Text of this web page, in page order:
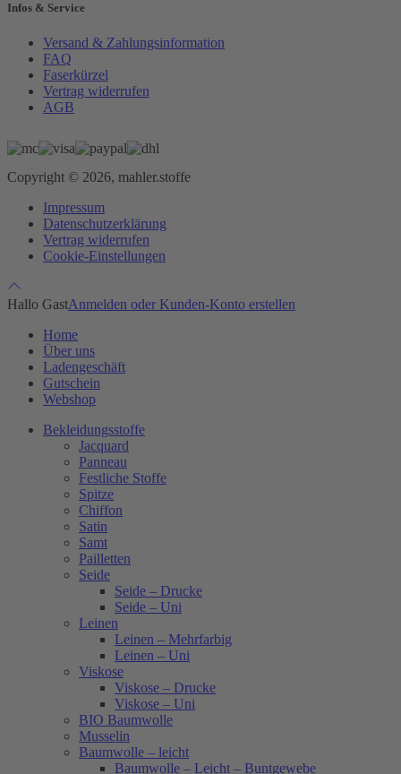
Infos & Service
Versand & Zahlungsinformation
FAQ
Faserkürzel
Vertrag widerrufen
AGB
Copyright © 2026, mahler.stoffe
Impressum
Datenschutzerklärung
Vertrag widerrufen
Cookie-Einstellungen
Hallo GastAnmelden oder Kunden-Konto erstellen
Home
Über uns
Ladengeschäft
Gutschein
Webshop
Bekleidungsstoffe
Jacquard
Panneau
Festliche Stoffe
Spitze
Chiffon
Satin
Samt
Pailletten
Seide
Seide – Drucke
Seide – Uni
Leinen
Leinen – Mehrfarbig
Leinen – Uni
Viskose
Viskose – Drucke
Viskose – Uni
BIO Baumwolle
Musselin
Baumwolle – leicht
Baumwolle – Leicht – Buntgewebe